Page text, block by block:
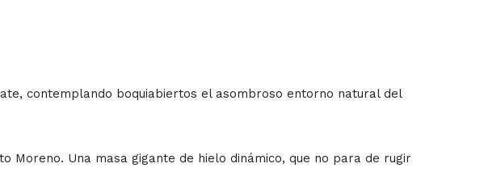
contemplando boquiabiertos el asombroso entorno natural del
Una masa gigante de hielo dinámico, que no para de rugir